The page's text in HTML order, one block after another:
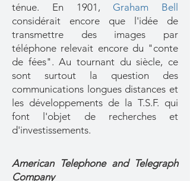
ténue. En 1901, Graham Bell
considérait encore que l'idée de
transmettre des images par
téléphone relevait encore du "conte
de fées". Au tournant du siècle, ce
sont surtout la question des
communications longues distances et
les développements de la T.S.F. qui
font l'objet de recherches et
d'investissements.
American Telephone and Telegraph
Company